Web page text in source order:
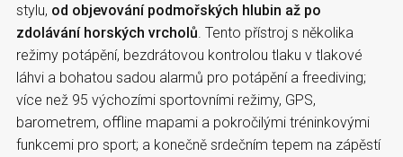
stylu, od objevování podmořských hlubin až po
zdolávání horských vrcholů . Tento přístroj s několika
režimy potápění, bezdrátovou kontrolou tlaku v tlakové
láhvi a bohatou sadou alarmů pro potápění a freediving;
více než 95 výchozími sportovními režimy, GPS,
barometrem, offline mapami a pokročilými tréninkovými
funkcemi pro sport; a konečně srdečním tepem na zápěstí